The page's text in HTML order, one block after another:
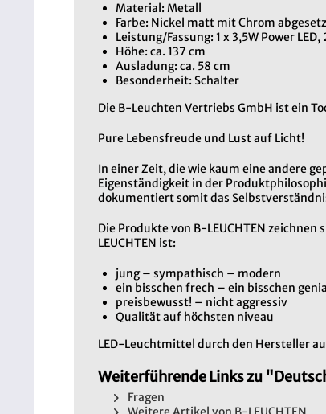
Material: Metall
Farbe: Nickel matt mit Chrom
Leistung/Fassung: 1 x 3,5W Power
Höhe: ca. 137 cm
Ausladung: ca. 58 cm
Besonderheit: Schalter
Die B-Leuchten Vertriebs GmbH ist ein
Pure Lebensfreude und Lust auf Licht!
In einer Zeit, die wie kaum eine andere
Eigenständigkeit in der
dokumentiert somit das
Die Produkte von B-LEUCHTEN
LEUCHTEN ist:
jung – sympathisch – modern
ein bisschen frech – ein bisschen
preisbewusst! – nicht aggressiv
Qualität auf höchsten niveau
LED-Leuchtmittel durch den Hersteller
Weiterführende Links zu
Fragen